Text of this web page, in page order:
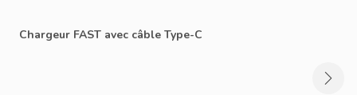
Chargeur FAST avec câble Type-C